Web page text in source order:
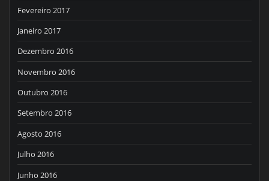
Fevereiro 2017
Janeiro 2017
Dezembro 2016
Novembro 2016
Outubro 2016
Setembro 2016
Agosto 2016
Julho 2016
Junho 2016